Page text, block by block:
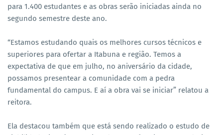
para 1.400 estudantes e as obras serão iniciadas ainda no
segundo semestre deste ano.
“Estamos estudando quais os melhores cursos técnicos e
superiores para ofertar a Itabuna e região. Temos a
expectativa de que em julho, no aniversário da cidade,
possamos presentear a comunidade com a pedra
fundamental do campus. E aí a obra vai se iniciar” relatou a
reitora.
Ela destacou também que está sendo realizado o estudo de